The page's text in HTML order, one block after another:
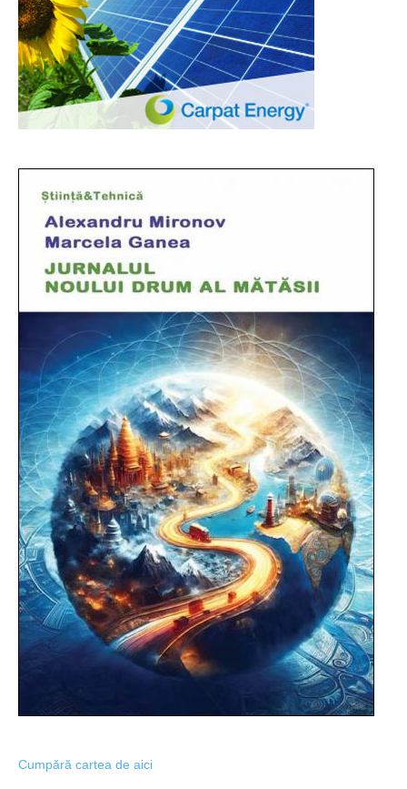
Cumpără cartea de aici